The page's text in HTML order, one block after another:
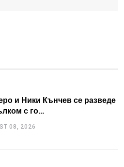
и Ники Кънчев се разведе
с го...
08, 2026